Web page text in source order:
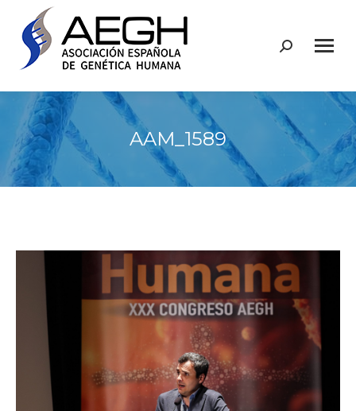
Buscar:
AAM_1589